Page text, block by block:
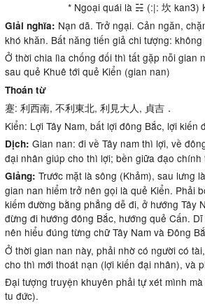
* Ngoại quái là ☵ (:|: 坎 kan3)
Giải nghĩa: Nạn dã. Trở ngại. Cản ngăn,
khó khăn. Bất năng tiến giả chi tượng: không
Ở thời chia lìa chống đối thì tất gặp nỗi gian
sau quẻ Khuê tới quẻ Kiển (gian nan)
Thoán từ
蹇: 利西南, 不利東北, 利見大人, 貞吉．
Kiển: Lợi Tây Nam, bất lợi đông Bắc, lợi kiến
Dịch: Gian nan: đi về Tây nam thì lợi, về
đại nhân giúp cho thì lợi; bền giữa đạo chính
Giảng: Trước mặt là sông (Khảm), sau lưng
gian nan hiểm trở nên gọi là quẻ Kiển. Phải
kiếm đường bằng phẳng dễ đi, ở hướng Tây
đừng đi hướng đông Bắc, hướng quẻ Cấn.
nên hiểu đúng từng chữ Tây Nam và Đông
Ở thời gian nan này, phải nhờ có người có
cho thì mới thoát nạn (lợi kiến đại nhân), và
Đại tượng truyện khuyên phải tự xét mình
tu đức).